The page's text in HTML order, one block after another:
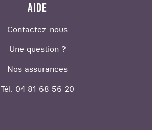
AIDE
Contactez-nous
Une question ?
Nos assurances
Tél. 04 81 68 56 20